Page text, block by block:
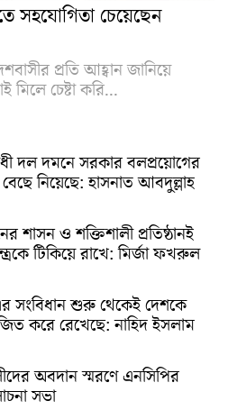
সহযোগিতা চেয়েছেন
প্রতি আহ্বান জানিয়ে
চেষ্টা করি...
দল দমনে সরকার বলপ্রয়োগের
নিয়েছে: হাসনাত আবদুল্লাহ
শাসন ও শক্তিশালী প্রতিষ্ঠানই
টিকিয়ে রাখে: মির্জা ফখরুল
সংবিধান শুরু থেকেই দেশকে
করে রেখেছে: নাহিদ ইসলাম
অবদান স্মরণে এনসিপির
সভা